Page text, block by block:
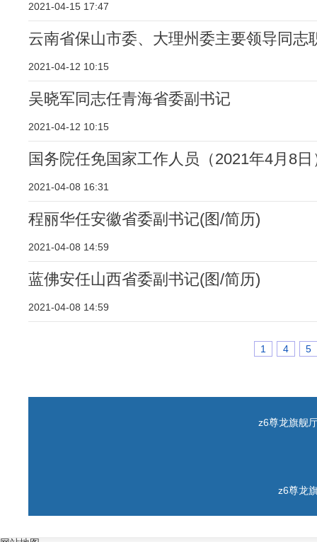
2021-04-15 17:47
云南省保山市委、大理州委主要领导同志
2021-04-12 10:15
吴晓军同志任青海省委副书记
2021-04-12 10:15
国务院任免国家工作人员（2021年4月8日
2021-04-08 16:31
程丽华任安徽省委副书记(图/简历)
2021-04-08 14:59
蓝佛安任山西省委副书记(图/简历)
2021-04-08 14:59
1 4 5
z6尊龙旗舰
z6尊龙